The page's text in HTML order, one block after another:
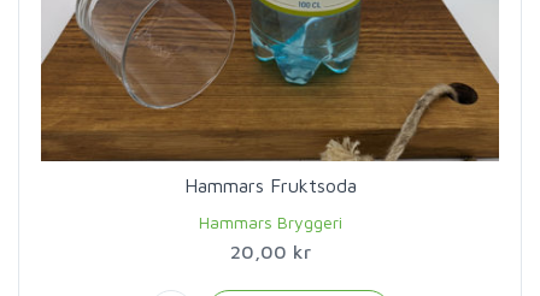
Hammars Fruktsoda
Hammars Bryggeri
20,00 kr